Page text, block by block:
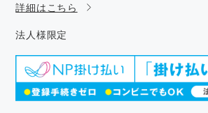
詳細はこちら
法人様限定